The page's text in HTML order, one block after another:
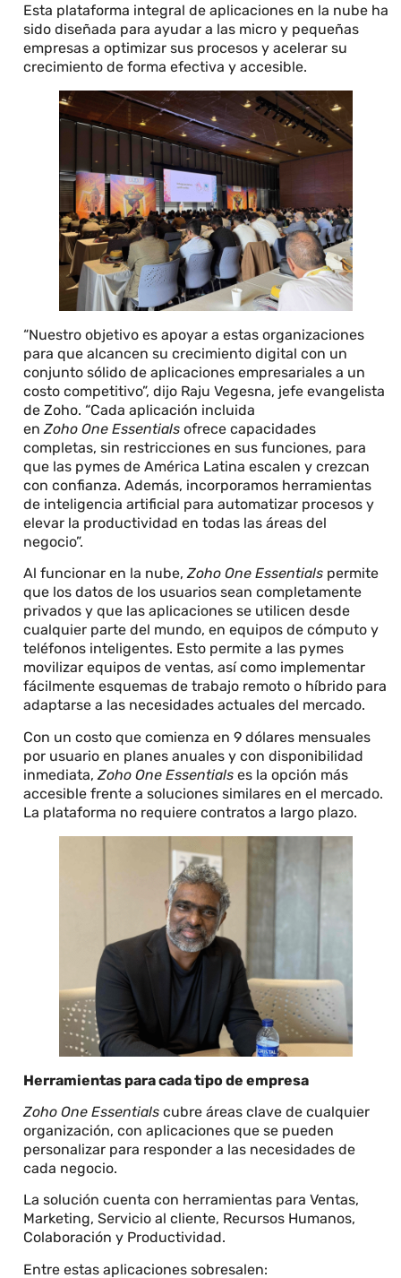
Esta plataforma integral de aplicaciones en la nube ha
sido diseñada para ayudar a las micro y pequeñas
empresas a optimizar sus procesos y acelerar su
crecimiento de forma efectiva y accesible.
“Nuestro objetivo es apoyar a estas organizaciones
para que alcancen su crecimiento digital con un
conjunto sólido de aplicaciones empresariales a un
costo competitivo”, dijo Raju Vegesna, jefe evangelista
de Zoho. “Cada aplicación incluida
enZoho One Essentials ofrece capacidades
completas, sin restricciones en sus funciones, para
que las pymes de América Latina escalen y crezcan
con confianza. Además, incorporamos herramientas
de inteligencia artificial para automatizar procesos y
elevar la productividad en todas las áreas del
negocio”.
Al funcionar en la nube,Zoho One Essentials permite
que los datos de los usuarios sean completamente
privados y que las aplicaciones se utilicen desde
cualquier parte del mundo, en equipos de cómputo y
teléfonos inteligentes. Esto permite a las pymes
movilizar equipos de ventas, así como implementar
fácilmente esquemas de trabajo remoto o híbrido para
adaptarse a las necesidades actuales del mercado.
Con un costo que comienza en 9 dólares mensuales
por usuario en planes anuales y con disponibilidad
inmediata,Zoho One Essentials es la opción más
accesible frente a soluciones similares en el mercado.
La plataforma no requiere contratos a largo plazo.
Herramientas para cada tipo de empresa
Zoho One Essentials cubre áreas clave de cualquier
organización, con aplicaciones que se pueden
personalizar para responder a las necesidades de
cada negocio.
La solución cuenta con herramientas para Ventas,
Marketing, Servicio al cliente, Recursos Humanos,
Colaboración y Productividad.
Entre estas aplicaciones sobresalen: